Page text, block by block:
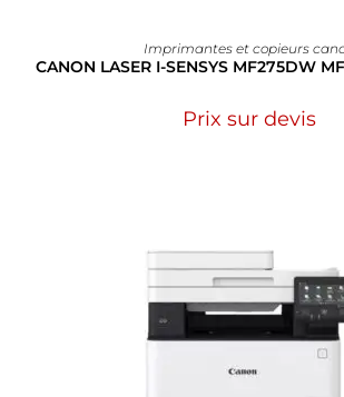
Imprimantes et copieurs
CANON LASER I-SENSYS MF275DW
Prix sur devis